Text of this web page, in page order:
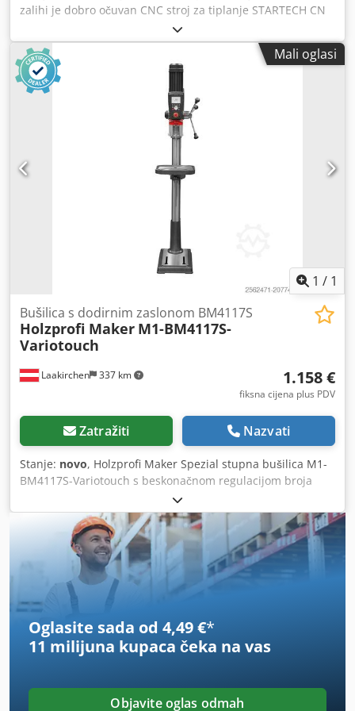
Vreteno za glodanje 1 Položaj: gore Broj kontroliranih osi: 3
Snaga motora: 4 kW Vreteno za glodanje 2 Položaj: gore
Broj kontroliranih osi: 3 Snaga motora: 4 kW Vreteno za
glodanje 3 Položaj: gore Broj kontroliranih osi: 3 Snaga
motora: 4 kW Jedinica za žljebove Položaj: gore Jedinica za
ugradnju 1 Broj injektora: 1 Broj spremnika: 1 Jedinica za
ugradnju 2 Broj injektora: 1 Broj spremnika: 1 Stroj za
četkanje Maks. radna širina: 800 mm Maks. širina obrade:
800 mm Maks. duljina obrade: 2.500 mm Promjer četke:
160 mm Valjkasti transporter Maks. širina ploče: 800 mm
Maks. duljina ploče: 2.500 mm Pogon za pomicanje ploče:
zalihi je dobro očuvan CNC stroj za tiplanje STARTECH CN
Plus. Cijena je bez PDV-a. Csdpfx Aowtnluebgorf
Mali oglasi
1 / 1
Laakirchen 337 km
Bušilica s dodirnim zaslonom BM4117S
Holzprofi Maker M1-BM4117S-
Variotouch
1.158 €
fiksna cijena plus PDV
Zatražiti Nazvati
Stanje: novo, Holzprofi Maker Spezial stupna bušilica M1-
BM4117S-Variotouch s beskonačnom regulacijom broja
okretaja. Bezčetkasti motor upravlja se izravno bez pogona
remenom, bez gubitka snage! Elektroničko upravljanje s
kombiniranim čipom i softverskim kontrolnim sustavom.
Zaslon osjetljiv na dodir, uređaj za rezanje navoja,
automatska funkcija start/stop pri radu s vretenom,
lijevi/desni hod, LED svjetlo i križni laserski pokazivač. S
dodatno ojačanim stolom – pogodno i za stege. Cedpfx
Abex H Ukkogjrf
Oglasite sada od 4,49 €*
11 milijuna kupaca čeka na vas
Objavite oglas odmah